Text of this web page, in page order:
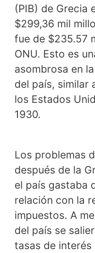
(PIB) de Grecia
$299,36 mil
fue de $235.57
ONU. Esto es
asombrosa en
del país, similar
los Estados
1930.
Los problemas
después de la
el país gastaba
relación con la
impuestos. A
del país se
tasas de interés